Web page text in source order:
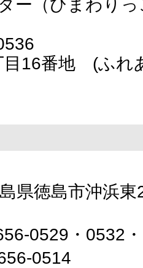
ー（ひまわり
目16番地 (ふ
県徳島市沖浜東
0529・0532
0514